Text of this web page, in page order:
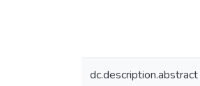
dc.description.abstract